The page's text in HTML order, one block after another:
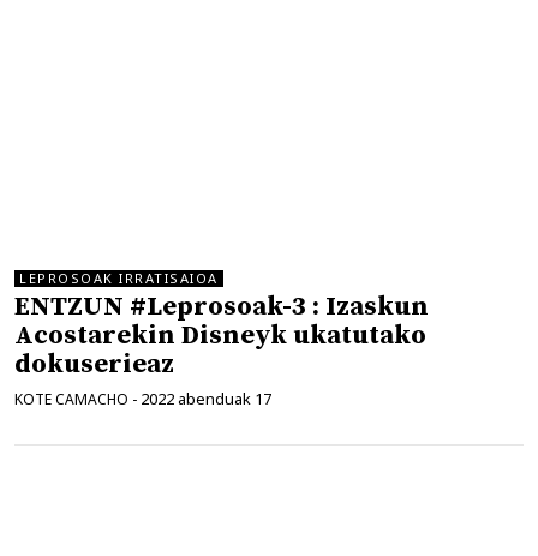
LEPROSOAK IRRATISAIOA
ENTZUN #Leprosoak-3 : Izaskun
Acostarekin Disneyk ukatutako
dokuserieaz
KOTE CAMACHO - 2022 abenduak 17